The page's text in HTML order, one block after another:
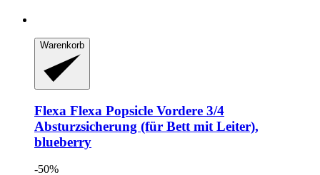
Warenkorb
Flexa Flexa Popsicle Vordere 3/4
Absturzsicherung (für Bett mit Leiter),
blueberry
-50%